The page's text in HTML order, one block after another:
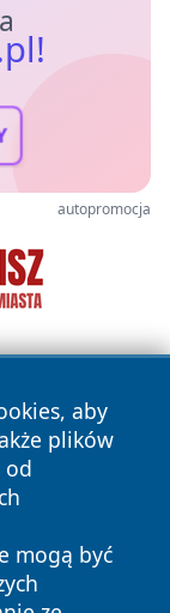
autopromocja
aby
plików
od
mogą być
prawa